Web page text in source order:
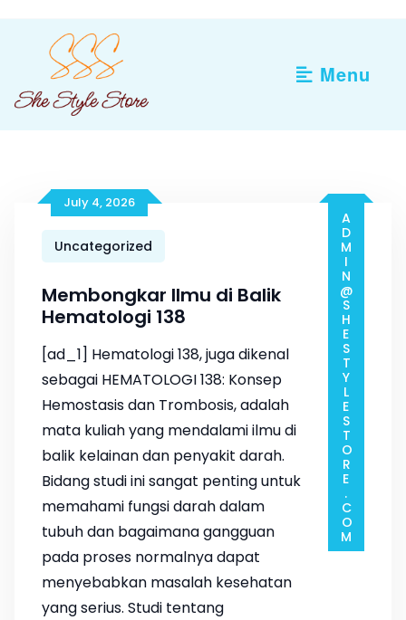
content
Menu
July 4, 2026
Uncategorized
Membongkar Ilmu di Balik
Hematologi 138
[ad_1] Hematologi 138, juga dikenal
sebagai HEMATOLOGI 138: Konsep
Hemostasis dan Trombosis, adalah
mata kuliah yang mendalami ilmu di
balik kelainan dan penyakit darah.
Bidang studi ini sangat penting untuk
memahami fungsi darah dalam
tubuh dan bagaimana gangguan
pada proses normalnya dapat
menyebabkan masalah kesehatan
yang serius. Studi tentang
ADMIN@SHESTYLESTORE.COM